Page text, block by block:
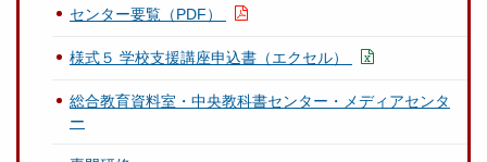
センター要覧（PDF）
様式５ 学校支援講座申込書（エクセル）
総合教育資料室・中央教科書センター・メディアセンタ
ー